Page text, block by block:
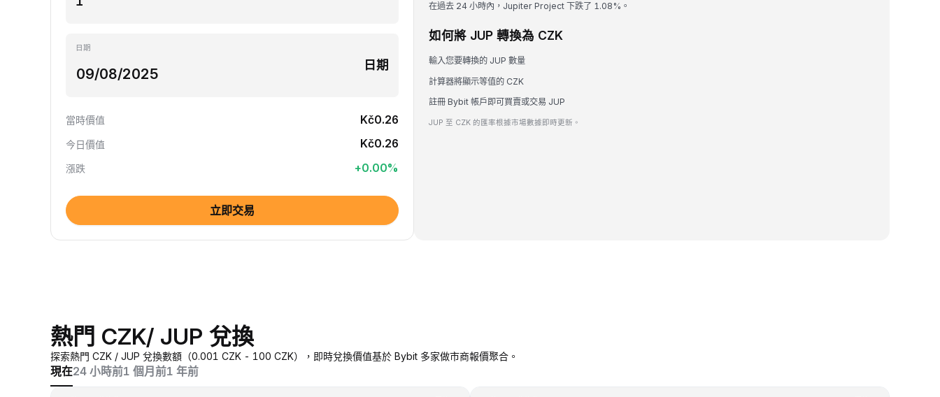
日期
日期
當時價值 Kč0.26
今日價值 Kč0.26
漲跌 +0.00%
立即交易
在過去 24 小時內，Jupiter Project 下跌了 1.08%。
如何將 JUP 轉換為 CZK
輸入您要轉換的 JUP 數量
計算器將顯示等值的 CZK
註冊 Bybit 帳戶即可買賣或交易 JUP
JUP 至 CZK 的匯率根據市場數據即時更新。
熱門 CZK/ JUP 兌換
探索熱門 CZK / JUP 兌換數額（0.001 CZK - 100 CZK），即時兌換價值基於 Bybit 多家做市商報價聚合。
現在24 小時前1 個月前1 年前